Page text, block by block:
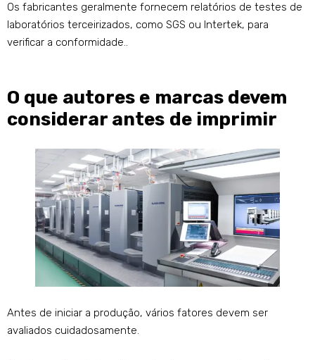
Os fabricantes geralmente fornecem relatórios de testes de
laboratórios terceirizados, como SGS ou Intertek, para
verificar a conformidade..
O que autores e marcas devem
considerar antes de imprimir
Antes de iniciar a produção, vários fatores devem ser
avaliados cuidadosamente.